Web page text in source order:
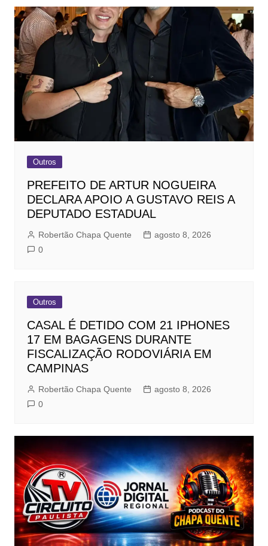
Outros
PREFEITO DE ARTUR NOGUEIRA
DECLARA APOIO A GUSTAVO REIS A
DEPUTADO ESTADUAL
Robertão Chapa Quente
agosto 8, 2026
0
Outros
CASAL É DETIDO COM 21 IPHONES
17 EM BAGAGENS DURANTE
FISCALIZAÇÃO RODOVIÁRIA EM
CAMPINAS
Robertão Chapa Quente
agosto 8, 2026
0